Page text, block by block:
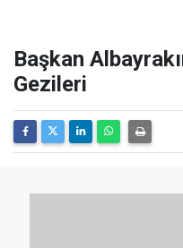
Başkan
Gezileri